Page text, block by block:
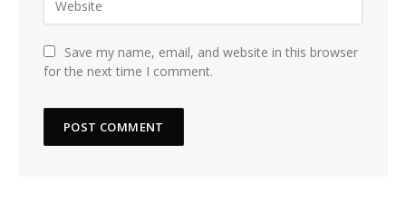
Save my name, email, and website in this browser
for the next time I comment.